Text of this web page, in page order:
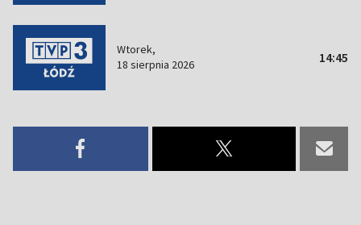
Wtorek,
18 sierpnia 2026
14:45